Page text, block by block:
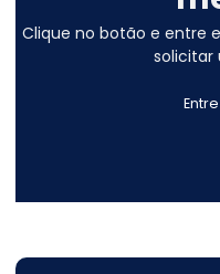
Clique no botão e entre
solicitar